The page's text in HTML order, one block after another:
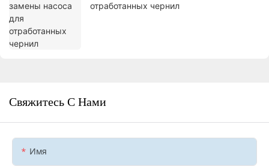
отработанных чернил
Свяжитесь С Нами
Имя